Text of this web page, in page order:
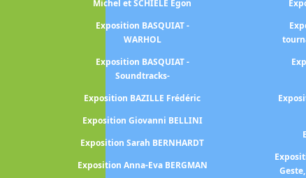
Michel et SCHIELE Egon
Exposition BASQUIAT -
WARHOL
Exposition BASQUIAT -
Soundtracks-
Exposition BAZILLE Frédéric
Exposition Giovanni BELLINI
Exposition Sarah BERNHARDT
Exposition Anna-Eva BERGMAN